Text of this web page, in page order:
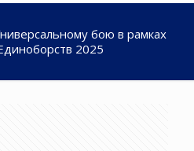
бою в рамках
2025